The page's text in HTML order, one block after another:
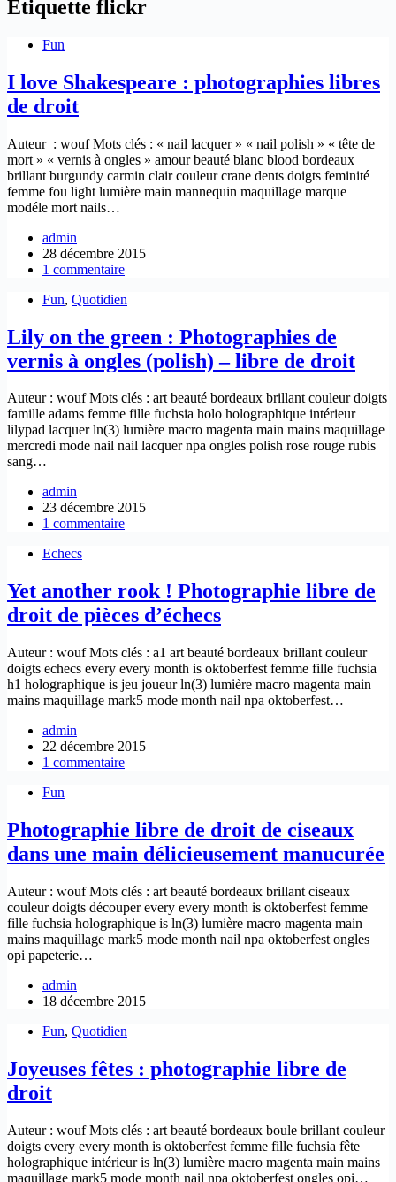
Étiquette flickr
Fun
I love Shakespeare : photographies libres
de droit
Auteur : wouf Mots clés : « nail lacquer » « nail polish » « tête de
mort » « vernis à ongles » amour beauté blanc blood bordeaux
brillant burgundy carmin clair couleur crane dents doigts feminité
femme fou light lumière main mannequin maquillage marque
modéle mort nails…
admin
28 décembre 2015
1 commentaire
Fun, Quotidien
Lily on the green : Photographies de
vernis à ongles (polish) – libre de droit
Auteur : wouf Mots clés : art beauté bordeaux brillant couleur doigts
famille adams femme fille fuchsia holo holographique intérieur
lilypad lacquer ln(3) lumière macro magenta main mains maquillage
mercredi mode nail nail lacquer npa ongles polish rose rouge rubis
sang…
admin
23 décembre 2015
1 commentaire
Echecs
Yet another rook ! Photographie libre de
droit de pièces d’échecs
Auteur : wouf Mots clés : a1 art beauté bordeaux brillant couleur
doigts echecs every every month is oktoberfest femme fille fuchsia
h1 holographique is jeu joueur ln(3) lumière macro magenta main
mains maquillage mark5 mode month nail npa oktoberfest…
admin
22 décembre 2015
1 commentaire
Fun
Photographie libre de droit de ciseaux
dans une main délicieusement manucurée
Auteur : wouf Mots clés : art beauté bordeaux brillant ciseaux
couleur doigts découper every every month is oktoberfest femme
fille fuchsia holographique is ln(3) lumière macro magenta main
mains maquillage mark5 mode month nail npa oktoberfest ongles
opi papeterie…
admin
18 décembre 2015
Fun, Quotidien
Joyeuses fêtes : photographie libre de
droit
Auteur : wouf Mots clés : art beauté bordeaux boule brillant couleur
doigts every every month is oktoberfest femme fille fuchsia fête
holographique intérieur is ln(3) lumière macro magenta main mains
maquillage mark5 mode month nail npa oktoberfest ongles opi…